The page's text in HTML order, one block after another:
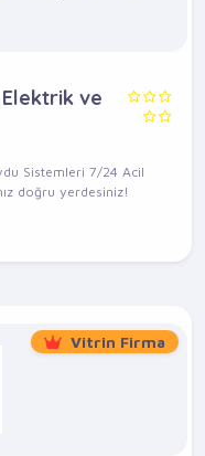
ve
Sistemleri 7/24 Acil
doğru yerdesiniz!
Vitrin Firma